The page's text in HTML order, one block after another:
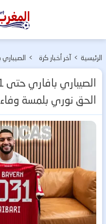
المغرب
الرئيسية > آخر أخبار كرة
>
الحق نوري بلمسة وفاء